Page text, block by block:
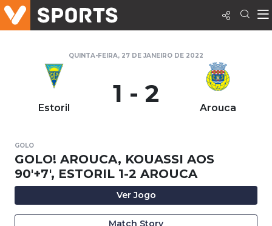
QUINTA-FEIRA, 27 DE JANEIRO DE 2022
Estoril 1 - 2 Arouca
GOLO
GOLO! AROUCA, KOUASSI AOS
90'+7', ESTORIL 1-2 AROUCA
Ver Jogo
Match Story